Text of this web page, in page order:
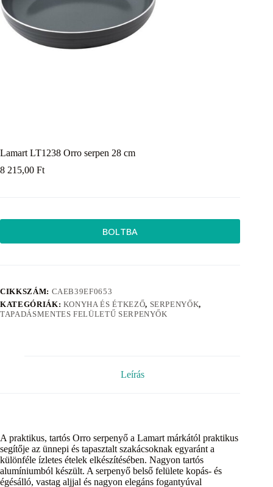
Lamart LT1238 Orro serpen 28 cm
8 215,00 Ft
BOLTBA
CIKKSZÁM: CAEB39EF0653
KATEGÓRIÁK: KONYHA ÉS ÉTKEZŐ, SERPENYŐK,
TAPADÁSMENTES FELÜLETŰ SERPENYŐK
Leírás
A praktikus, tartós Orro serpenyő a Lamart márkától praktikus
segítője az ünnepi és tapasztalt szakácsoknak egyaránt a
különféle ízletes ételek elkészítésében. Nagyon tartós
alumíniumból készült. A serpenyő belső felülete kopás- és
égésálló, vastag aljjal és nagyon elegáns fogantyúval